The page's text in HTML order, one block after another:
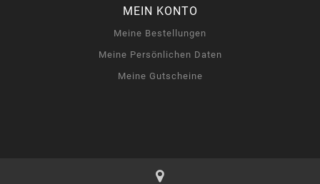
MEIN KONTO
Meine Bestellungen
Meine Persönlichen Daten
Meine Gutscheine